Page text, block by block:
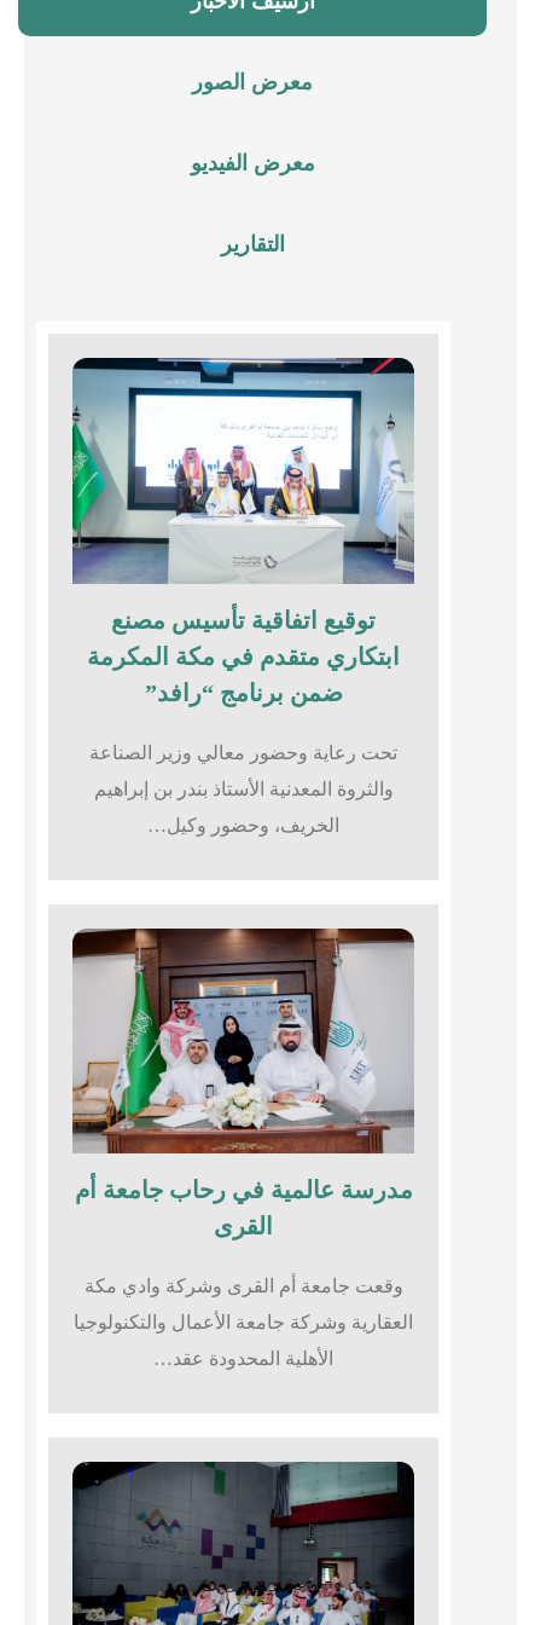
معرض الصور
معرض الفيديو
التقارير
توقيع اتفاقية تأسيس مصنع
ابتكاري متقدم في مكة المكرمة
ضمن برنامج “رافد”
تحت رعاية وحضور معالي وزير الصناعة
والثروة المعدنية الأستاذ بندر بن إبراهيم
الخريف، وحضور وكيل…
مدرسة عالمية في رحاب جامعة أم
القرى​
وقعت جامعة أم القرى وشركة وادي مكة
العقارية وشركة جامعة الأعمال والتكنولوجيا
الأهلية المحدودة عقد…